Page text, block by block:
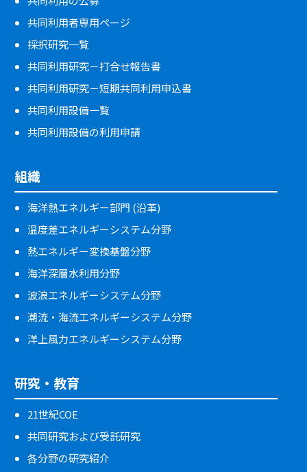
共同利用者専用ページ
採択研究一覧
共同利用研究－打合せ報告書
共同利用研究－短期共同利用申込書
共同利用設備一覧
共同利用設備の利用申請
組織
海洋熱エネルギー部門 (沿革)
温度差エネルギーシステム分野
熱エネルギー変換基盤分野
海洋深層水利用分野
波浪エネルギーシステム分野
潮流・海流エネルギーシステム分野
洋上風力エネルギーシステム分野
研究・教育
21世紀COE
共同研究および受託研究
各分野の研究紹介